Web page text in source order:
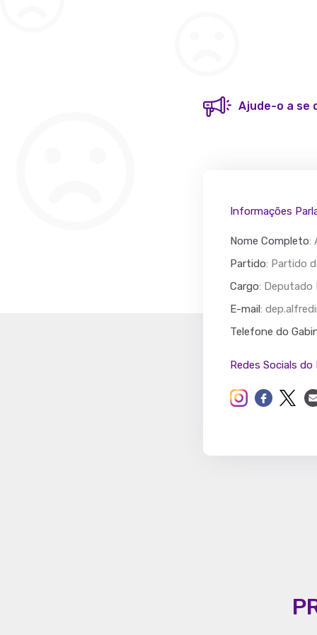
Ajude-o a se
Informações
Nome Completo:
Partido: Partido
Cargo: Deputado
E-mail:
Telefone do
Redes Socials do
Partido